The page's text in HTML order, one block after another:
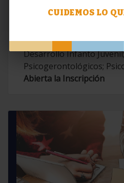
CUIDEMOS LO
Extensión.
Contemporáneas;
Desarrollo Infanto
Psicogerontológicos;
Abierta la Inscripción